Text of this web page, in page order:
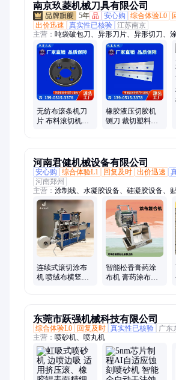
南京玖菱机械刀具有限公司
5年 品 安心购 综合体验L0
出价迅速
真实性已核验 江苏南京
主营： 吨袋破包刀、异形刀片、异形切刀、
刀片、拆袋机刀片、撕碎机刀片、分切机刀
切机刀片、横切机刀片、制袋机刀片、粉碎
片、印刷机刀片、折弯机模具、包装机刀片
吨袋拆袋机刀片、破袋机刀片、破包机刀片
合金刀片、吨袋拆包器、吨袋破袋刀
无纺布滚条机刀
片 布料滚切机圆
橡胶液压切胶机
铡刀 裁切塑料大
河南君健机械设备有限公司
安心购
综合体验L1 回复及时 出价迅速
河南郑州
主营： 涂制线、水凝胶设备、硅凝胶设备、
型机、熬制机、涂布机、膏药机、黑膏药机
成型机、自动膏药机、热熔胶涂布机、熬膏
机、高分子夹板机、玻璃纤维绷带机、暖宝
连续式滚切涂布
机 喷绒布横竖分
智能松香膏药涂
布机 膏药涂布复
东莞市跃强机械科技有限公司
综合体验L0
回复及时 真实性已核验
广东
主营： 喷砂机、喷丸机